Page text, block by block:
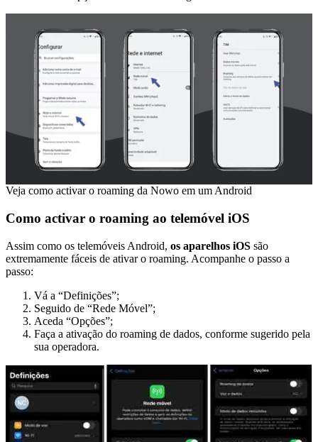
Veja como activar o roaming da Nowo em um Android
Como activar o roaming ao telemóvel iOS
Assim como os telemóveis Android, os aparelhos iOS são
extremamente fáceis de ativar o roaming. Acompanhe o passo a
passo:
Vá a “Definições”;
Seguido de “Rede Móvel”;
Aceda “Opções”;
Faça a ativação do roaming de dados, conforme sugerido pela
sua operadora.